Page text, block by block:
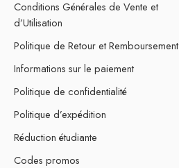
Conditions Générales de Vente et
d’Utilisation
Politique de Retour et Remboursement
Informations sur le paiement
Politique de confidentialité
Politique d’expédition
Réduction étudiante
Codes promos